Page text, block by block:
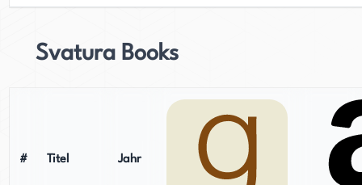
Svatura Books
# Titel Jahr